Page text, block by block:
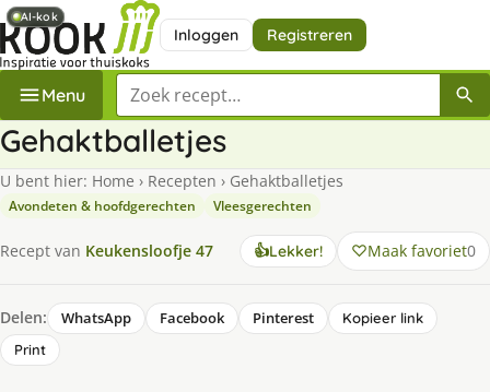
Inloggen Registreren
Menu Zoek een recept
Gehaktballetjes
U bent hier: Home › Recepten › Gehaktballetjes
Avondeten & hoofdgerechten Vleesgerechten
Recept van Keukensloofje 47 👍Lekker! Maak favoriet0
Delen: WhatsApp Facebook Pinterest
Kopieer link
Print
AI-kok
AI-kok